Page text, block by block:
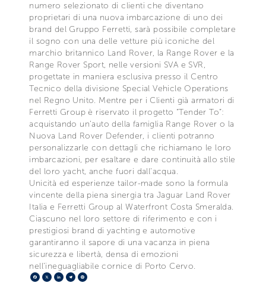
numero selezionato di clienti che diventano
proprietari di una nuova imbarcazione di uno dei
brand del Gruppo Ferretti, sarà possibile completare
il sogno con una delle vetture più iconiche del
marchio britannico Land Rover, la Range Rover e la
Range Rover Sport, nelle versioni SVA e SVR,
progettate in maniera esclusiva presso il Centro
Tecnico della divisione Special Vehicle Operations
nel Regno Unito. Mentre per i Clienti già armatori di
Ferretti Group è riservato il progetto “Tender To”:
acquistando un’auto della famiglia Range Rover o la
Nuova Land Rover Defender, i clienti potranno
personalizzarle con dettagli che richiamano le loro
imbarcazioni, per esaltare e dare continuità allo stile
del loro yacht, anche fuori dall’acqua.
Unicità ed esperienze tailor-made sono la formula
vincente della piena sinergia tra Jaguar Land Rover
Italia e Ferretti Group al Waterfront Costa Smeralda.
Ciascuno nel loro settore di riferimento e con i
prestigiosi brand di yachting e automotive
garantiranno il sapore di una vacanza in piena
sicurezza e libertà, densa di emozioni
nell’ineguagliabile cornice di Porto Cervo.
Facebook
X LinkedIn
Telegram